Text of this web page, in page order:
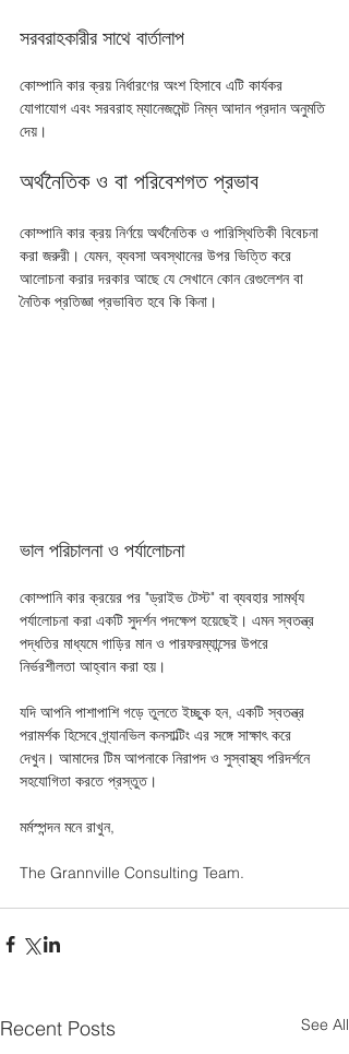
সরবরাহকারীর সাথে বার্তালাপ
কোম্পানি কার ক্রয় নির্ধারণের অংশ হিসাবে এটি কার্যকর
যোগাযোগ এবং সরবরাহ ম্যানেজমেন্ট নিম্ন আদান প্রদান অনুমতি
দেয়।
অর্থনৈতিক ও বা পরিবেশগত প্রভাব
কোম্পানি কার ক্রয় নির্ণয়ে অর্থনৈতিক ও পারিস্থিতিকী বিবেচনা
করা জরুরী। যেমন, ব্যবসা অবস্থানের উপর ভিত্তি করে
আলোচনা করার দরকার আছে যে সেখানে কোন রেগুলেশন বা
নৈতিক প্রতিজ্ঞা প্রভাবিত হবে কি কিনা।
ভাল পরিচালনা ও পর্যালোচনা
কোম্পানি কার ক্রয়ের পর "ড্রাইভ টেস্ট" বা ব্যবহার সামর্থ্য
পর্যালোচনা করা একটি সুদর্শন পদক্ষেপ হয়েছেই। এমন স্বতন্ত্র
পদ্ধতির মাধ্যমে গাড়ির মান ও পারফরম্যান্সের উপরে
নির্ভরশীলতা আহ্বান করা হয়।
যদি আপনি পাশাপাশি গড়ে তুলতে ইচ্ছুক হন, একটি স্বতন্ত্র
পরামর্শক হিসেবে গ্র্যানভিল কনসাল্টিং এর সঙ্গে সাক্ষাৎ করে
দেখুন। আমাদের টিম আপনাকে নিরাপদ ও সুস্বাস্থ্য পরিদর্শনে
সহযোগিতা করতে প্রস্তুত।
মর্মস্পন্দন মনে রাখুন,
The Grannville Consulting Team.
Recent Posts See All